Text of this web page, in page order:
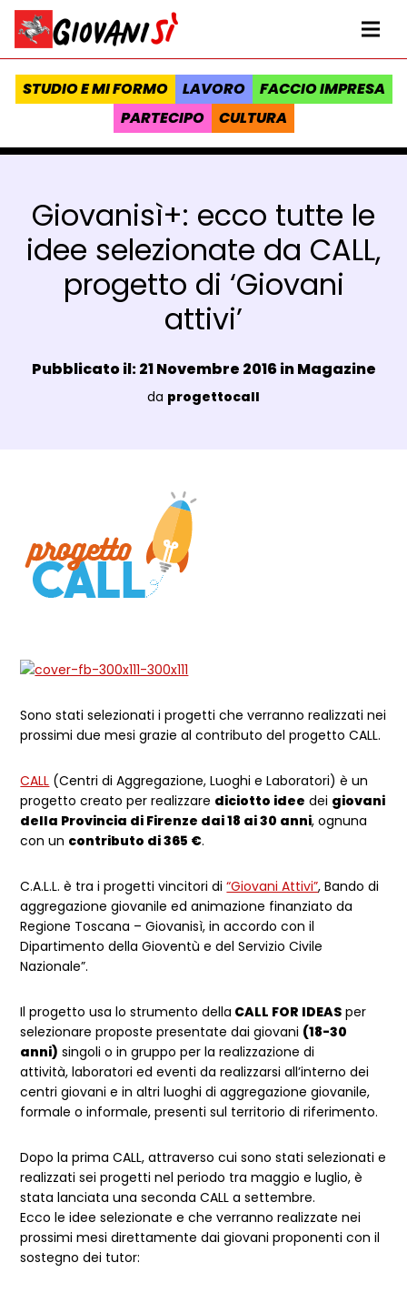
Vai al contenuto
Homepage Giovanisì - Progetto della Regione Toscana
STUDIO E MI FORMO LAVORO
FACCIO IMPRESA
PARTECIPO
CULTURA
Giovanisì+: ecco tutte le
idee selezionate da CALL,
progetto di ‘Giovani
attivi’
Data e ora:
Pubblicato il: 21 Novembre 2016 inMagazine
Luogo:
da progettocall
Dettagli Post Magazine
Sono stati selezionati i progetti che verranno realizzati nei
prossimi due mesi grazie al contributo del progetto CALL.
CALL (Centri di Aggregazione, Luoghi e Laboratori) è un
progetto creato per realizzare diciotto idee dei giovani
della Provincia di Firenze dai 18 ai 30 anni, ognuna
con un contributo di 365 €.
C.A.L.L. è tra i progetti vincitori di“Giovani Attivi”, Bando di
aggregazione giovanile ed animazione finanziato da
Regione Toscana – Giovanisì, in accordo con il
Dipartimento della Gioventù e del Servizio Civile
Nazionale”.
Il progetto usa lo strumento della CALL FOR IDEAS per
selezionare proposte presentate dai giovani (18-30
anni) singoli o in gruppo per la realizzazione di
attività, laboratori ed eventi da realizzarsi all’interno dei
centri giovani e in altri luoghi di aggregazione giovanile,
formale o informale, presenti sul territorio di riferimento.
Dopo la prima CALL, attraverso cui sono stati selezionati e
realizzati sei progetti nel periodo tra maggio e luglio, è
stata lanciata una seconda CALL a settembre.
Ecco le idee selezionate e che verranno realizzate nei
prossimi mesi direttamente dai giovani proponenti con il
sostegno dei tutor: